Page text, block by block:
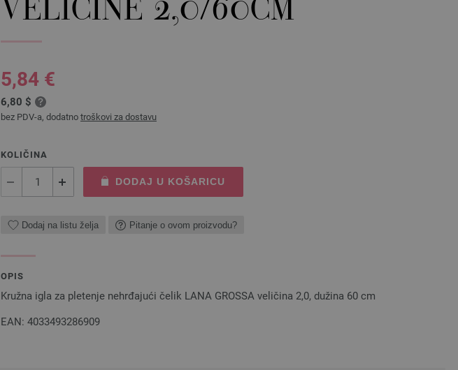
VELIČINE 2,0/60CM
5,84 €
6,80 $
bez PDV-a, dodatno troškovi za dostavu
KOLIČINA
DODAJ U KOŠARICU
Dodaj na listu želja Pitanje o ovom proizvodu?
OPIS
Kružna igla za pletenje nehrđajući čelik LANA GROSSA veličina 2,0, dužina 60 cm
EAN: 4033493286909